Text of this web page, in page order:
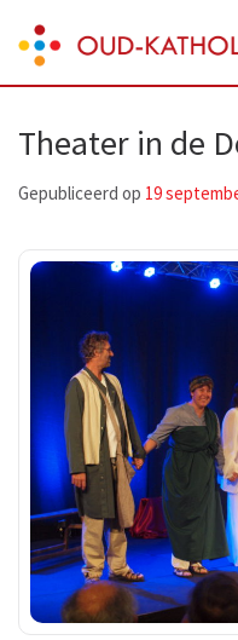
to
content
Enter)
Oud-Katholieke
Theater in de
Gepubliceerd op 19